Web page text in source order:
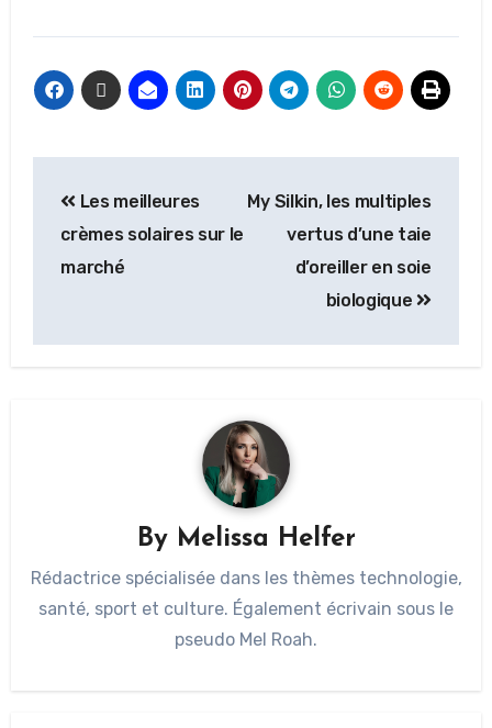
Les meilleures
crèmes solaires sur le
marché
My Silkin, les multiples
vertus d’une taie
d’oreiller en soie
biologique
By Melissa Helfer
Rédactrice spécialisée dans les thèmes technologie,
santé, sport et culture. Également écrivain sous le
pseudo Mel Roah.